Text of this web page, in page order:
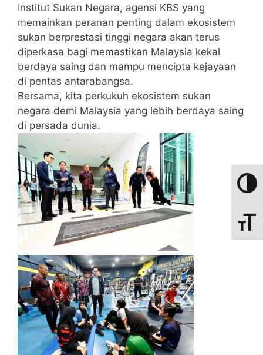
Institut Sukan Negara, agensi KBS yang
memainkan peranan penting dalam ekosistem
sukan berprestasi tinggi negara akan terus
diperkasa bagi memastikan Malaysia kekal
berdaya saing dan mampu mencipta kejayaan
di pentas antarabangsa.
Bersama, kita perkukuh ekosistem sukan
negara demi Malaysia yang lebih berdaya saing
di persada dunia.